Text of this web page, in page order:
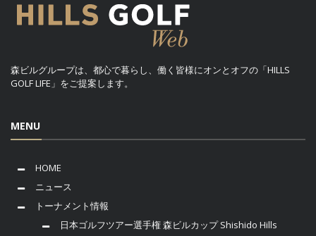
森ビルグループは、都心で暮らし、働く皆様にオンとオフの「HILLS
GOLF LIFE」をご提案します。
MENU
HOME
ニュース
トーナメント情報
日本ゴルフツアー選手権 森ビルカップ Shishido Hills